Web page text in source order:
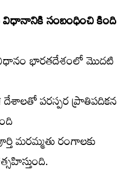
సంబంధించి కింది
భారతదేశంలో మొదటి
దేశాలతో పరస్పర ప్రాతిపదికన
మరమ్మతు రంగాలకు